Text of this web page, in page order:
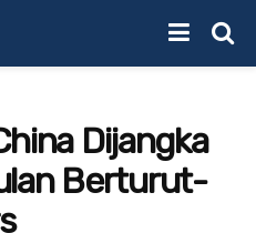
Dijangka
Berturut-